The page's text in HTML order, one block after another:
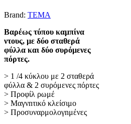
Brand: TEMA
Βαρέως τύπου καμπίνα
ντους, με δύο σταθερά
φύλλα και δύο συρόμενες
πόρτες.
> 1 /4 κύκλου με 2 σταθερά
φύλλα & 2 συρόμενες πόρτες
> Προφίλ ρωμέ
> Μαγνnτικό κλείσιμο
> Προσυναρμολογnμένες